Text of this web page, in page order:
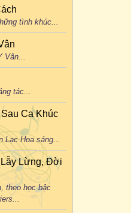
tình khúc...
Vân...
tác...
Ca Khúc
Lạc Hoa sáng...
Lẫy Lừng, Đời
theo học bậc